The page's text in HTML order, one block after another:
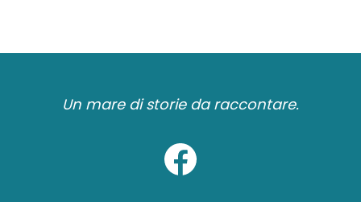
Un mare di storie da raccontare.